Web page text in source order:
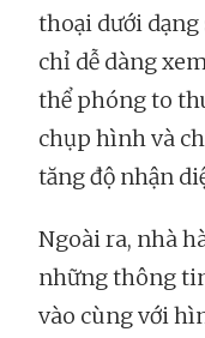
thoại dưới
chỉ dễ dàng
thể phóng to
chụp hình và
tăng độ nhận
Ngoài ra, nhà
những thông
vào cùng với